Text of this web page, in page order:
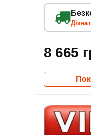
8 665